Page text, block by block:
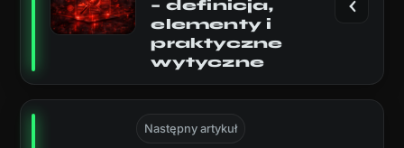
– definicja,
elementy i
praktyczne
wytyczne
Następny artykuł